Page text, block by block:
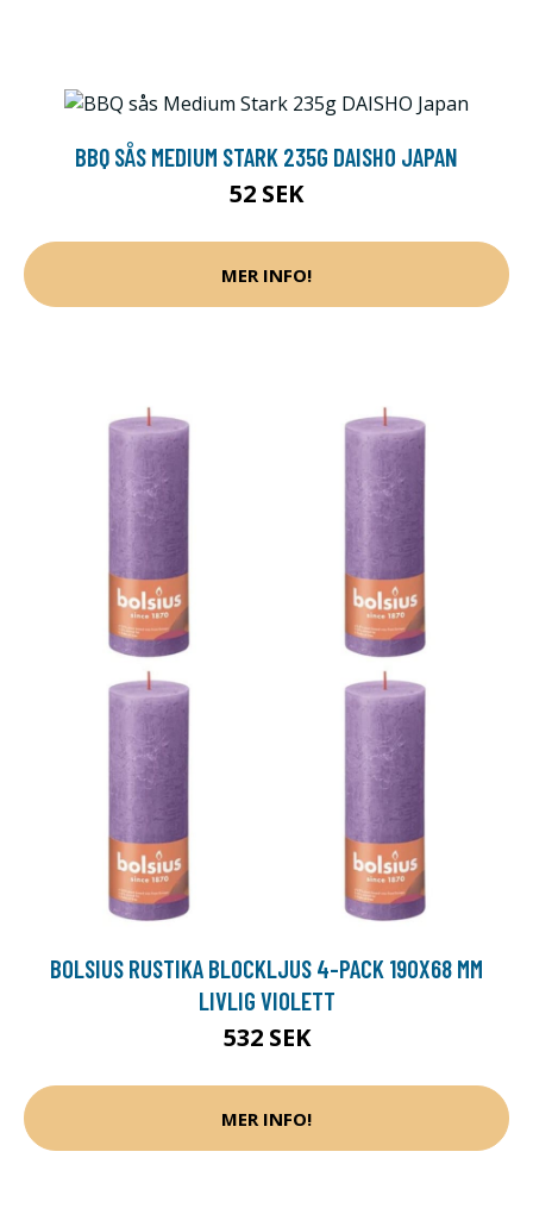
BBQ SÅS MEDIUM STARK 235G DAISHO JAPAN
52 SEK
MER INFO!
BOLSIUS RUSTIKA BLOCKLJUS 4-PACK 190X68 MM
LIVLIG VIOLETT
532 SEK
MER INFO!